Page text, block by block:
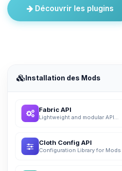
Découvrir les plugins
Installation des Mods
Fabric API
Lightweight and modular API...
Cloth Config API
Configuration Library for Mods